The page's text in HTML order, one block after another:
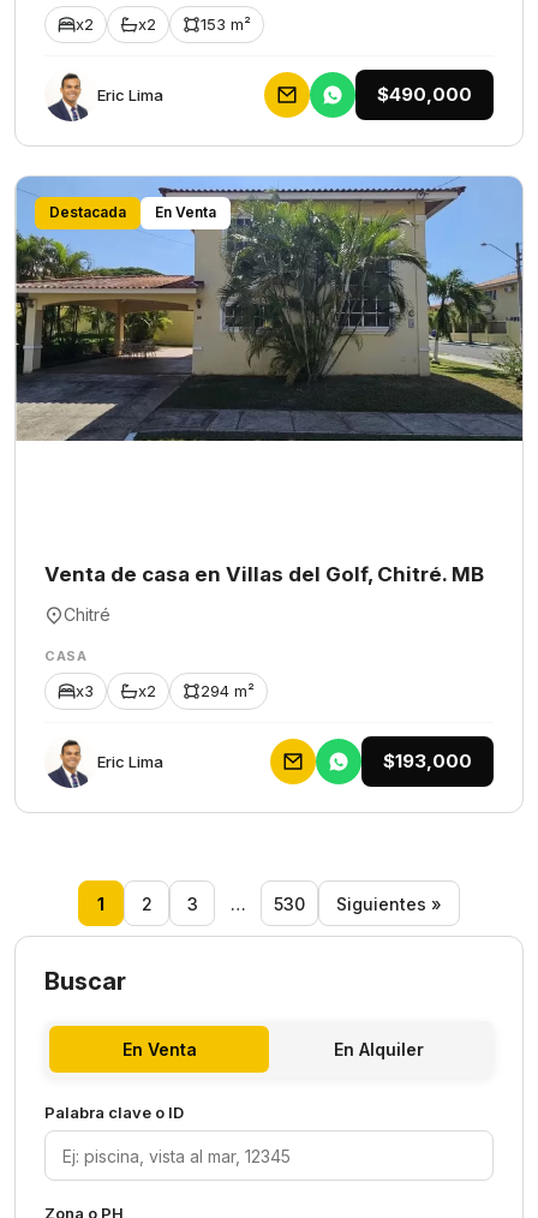
x2 x2 153 m²
Eric Lima $490,000
Destacada En Venta
Venta de casa en Villas del Golf, Chitré. MB
Chitré
CASA
x3 x2 294 m²
Eric Lima $193,000
1 2 3 … 530 Siguientes »
Buscar
En Venta En Alquiler
Palabra clave o ID
Zona o PH